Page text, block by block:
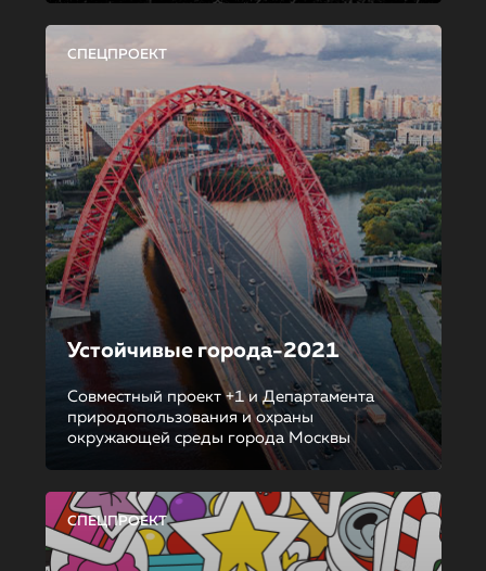
СПЕЦПРОЕКТ
Устойчивые города-2021
Совместный проект +1 и Департамента
природопользования и охраны
окружающей среды города Москвы
СПЕЦПРОЕКТ